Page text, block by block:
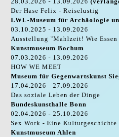
Der Hase Felix - Reiselustig
LWL-Museum für Archäologie
03.10.2025 - 13.09.2026
Ausstellung "Mahlzeit! Wie
Kunstmuseum Bochum
07.03.2026 - 13.09.2026
HOW WE MEET
Museum für Gegenwartskunst
17.04.2026 - 27.09.2026
Das soziale Leben der Dinge
Bundeskunsthalle Bonn
02.04.2026 - 25.10.2026
Sex Work - Eine Kulturgeschichte
Kunstmuseum Ahlen